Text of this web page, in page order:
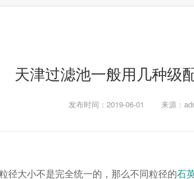
天津过滤池一般用几种级
发布时间：2019-06-01 来源：
径大小不是完全统一的，那么不同粒径的石